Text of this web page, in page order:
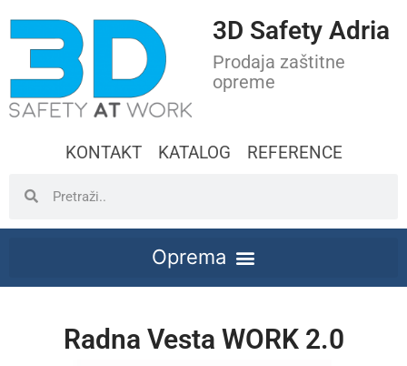
3D Safety Adria
Prodaja zaštitne
opreme
KONTAKT KATALOG REFERENCE
Radna Vesta WORK 2.0